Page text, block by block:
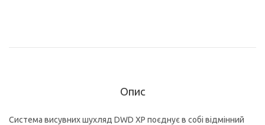
Опис
Система висувних шухляд DWD XP поєднує в собі відмінний